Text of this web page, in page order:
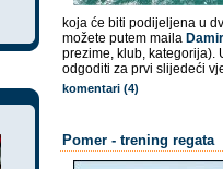
koja će biti podijeljena u
možete putem maila
prezime, klub, kategorija).
odgoditi za prvi slijedeći
komentari (4)
Pomer - trening regata